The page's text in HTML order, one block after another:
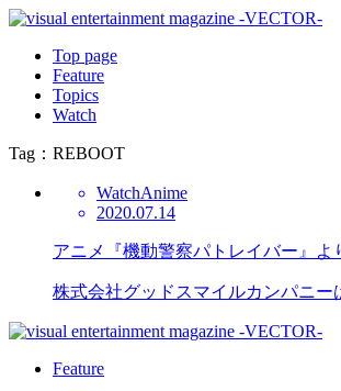
Top page
Feature
Topics
Watch
Tag：REBOOT
WatchAnime
2020.07.14
アニメ『機動警察パトレイバー』よ
株式会社グッドスマイルカンパニ
Feature